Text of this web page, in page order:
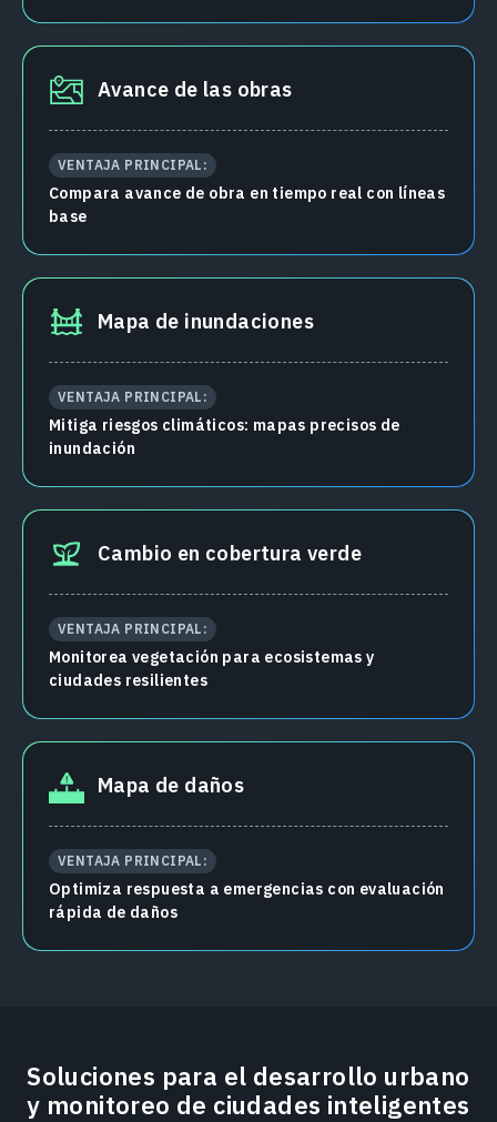
Avance de las obras
VENTAJA PRINCIPAL:
Compara avance de obra en tiempo real con líneas
base
Mapa de inundaciones
VENTAJA PRINCIPAL:
Mitiga riesgos climáticos: mapas precisos de
inundación
Cambio en cobertura verde
VENTAJA PRINCIPAL:
Monitorea vegetación para ecosistemas y
ciudades resilientes
Mapa de daños
VENTAJA PRINCIPAL:
Optimiza respuesta a emergencias con evaluación
rápida de daños
Soluciones para el desarrollo urbano
y monitoreo de ciudades inteligentes